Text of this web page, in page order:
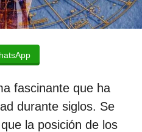
u
b
fascinante que ha
durante siglos. Se
la posición de los